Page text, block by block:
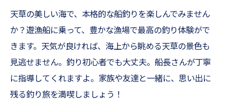
天草の美しい海で、本格的な船釣りを楽しんでみません
か？遊漁船に乗って、豊かな漁場で最高の釣り体験がで
きます。天気が良ければ、海上から眺める天草の景色も
見逃せません。釣り初心者でも大丈夫。船長さんが丁寧
に指導してくれますよ。家族や友達と一緒に、思い出に
残る釣り旅を満喫しましょう！